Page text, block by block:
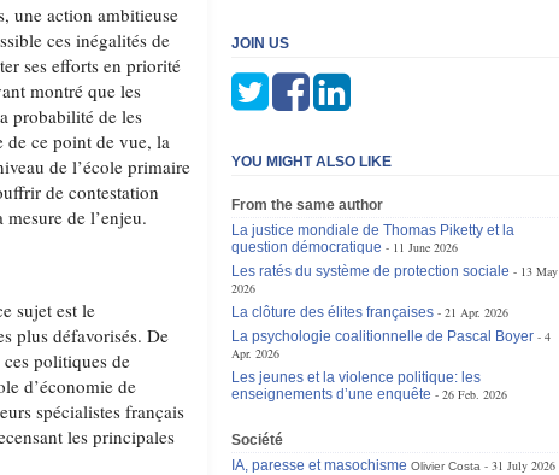
une action ambitieuse
ces inégalités de
ses efforts en priorité
montré que les
probabilité de les
de ce point de vue, la
de l’école primaire
de contestation
de l’enjeu.
sujet est le
plus défavorisés. De
politiques de
d’économie de
spécialistes français
les principales
JOIN US
YOU MIGHT ALSO LIKE
From the same author
La justice mondiale de Thomas Piketty et la
question démocratique
11 June 2026
Les ratés du système de protection sociale
13 May
2026
La clôture des élites françaises
21 Apr. 2026
La psychologie coalitionnelle de Pascal Boyer
4
Apr. 2026
Les jeunes et la violence politique: les
enseignements d’une enquête
26 Feb. 2026
Société
IA, paresse et masochisme Olivier Costa
31 July 2026